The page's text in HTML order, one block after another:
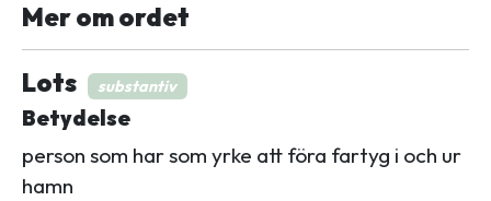
Mer om ordet
Lots substantiv
Betydelse
person som har som yrke att föra fartyg i och ur
hamn